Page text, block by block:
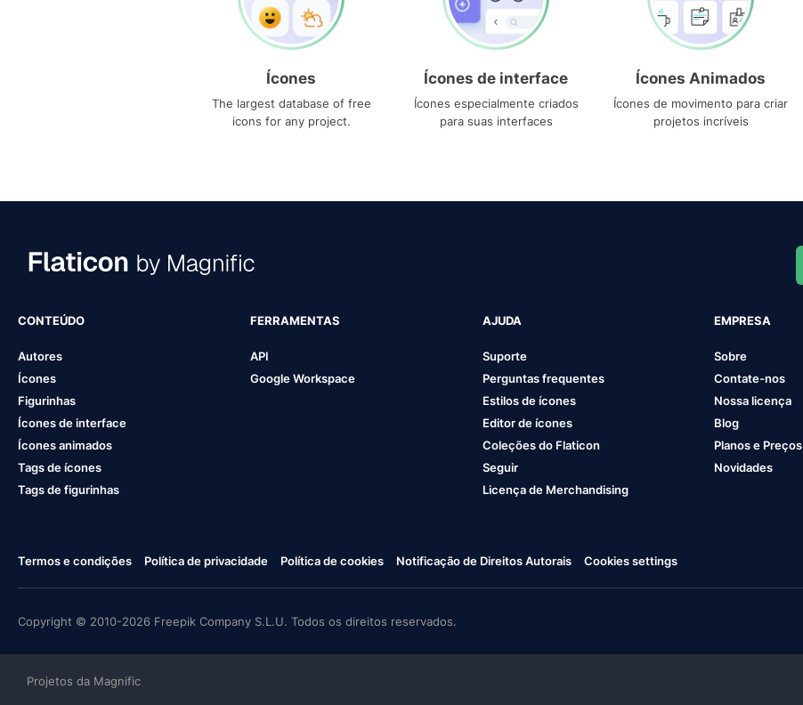
Ícones
The largest database of free
icons for any project.
Ícones de interface
Ícones especialmente criados
para suas interfaces
Ícones Animados
Ícones de movimento para criar
projetos incríveis
CONTEÚDO
Autores
Ícones
Figurinhas
Ícones de interface
Ícones animados
Tags de ícones
Tags de figurinhas
FERRAMENTAS
API
Google Workspace
AJUDA
Suporte
Perguntas frequentes
Estilos de ícones
Editor de ícones
Coleções do Flaticon
Seguir
Licença de Merchandising
EMPRESA
Sobre
Contate-nos
Nossa licença
Blog
Planos e Preços
Novidades
Termos e condições Política de privacidade Política de cookies Notificação de Direitos Autorais Cookies settings
Copyright © 2010-2026 Freepik Company S.L.U. Todos os direitos reservados.
Projetos da Magnific